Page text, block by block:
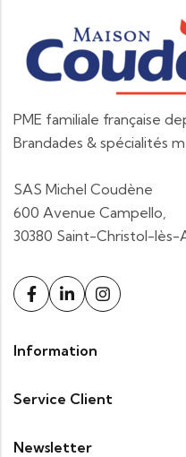
PME familiale française
Brandades & spécialités
SAS Michel Coudène
600 Avenue Campello,
30380 Saint-Christol-lès-
Information
Service Client
Newsletter